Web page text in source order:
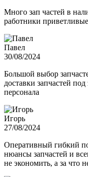
Много зап частей в
работники приветливые
Павел
30/08/2024
Большой выбор
доставки запчастей
персонала
Игорь
27/08/2024
Оперативный гибкий
нюансы запчастей и
не экономить, а за что